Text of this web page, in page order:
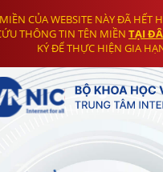
CỦA WEBSITE NÀY ĐÃ HẾT
THÔNG TIN TÊN MIỀN TẠI
KÝ ĐỂ THỰC HIỆN GIA